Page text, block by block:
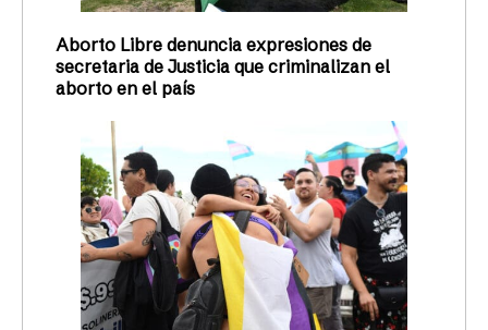
Aborto Libre denuncia expresiones de
secretaria de Justicia que criminalizan el
aborto en el país